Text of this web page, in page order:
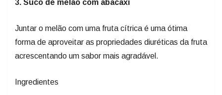
3. Suco de melão com abacaxi
Juntar o melão com uma fruta cítrica é uma ótima
forma de aproveitar as propriedades diuréticas da fruta
acrescentando um sabor mais agradável.
Ingredientes